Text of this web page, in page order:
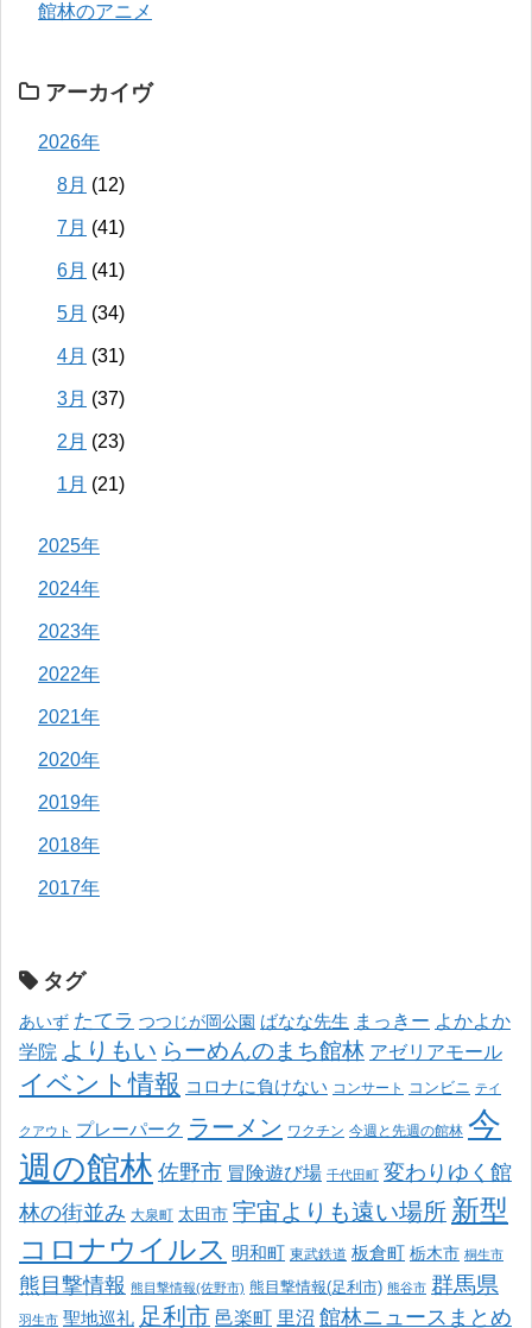
館林のアニメ
アーカイヴ
2026年
8月 (12)
7月 (41)
6月 (41)
5月 (34)
4月 (31)
3月 (37)
2月 (23)
1月 (21)
2025年
2024年
2023年
2022年
2021年
2020年
2019年
2018年
2017年
タグ
あいず たてラ つつじが岡公園 ばなな先生 まっきー よかよか
学院 よりもい らーめんのまち館林 アゼリアモール
イベント情報 コロナに負けない コンサート コンビニ テイ
クアウト プレーパーク ラーメン ワクチン 今週と先週の館林 今
週の館林 佐野市 冒険遊び場 千代田町 変わりゆく館
林の街並み 大泉町 太田市 宇宙よりも遠い場所 新型
コロナウイルス 明和町 東武鉄道 板倉町 栃木市 桐生市
熊目撃情報 熊目撃情報(佐野市) 熊目撃情報(足利市) 熊谷市 群馬県
羽生市 聖地巡礼 足利市 邑楽町 里沼 館林ニュースまとめ